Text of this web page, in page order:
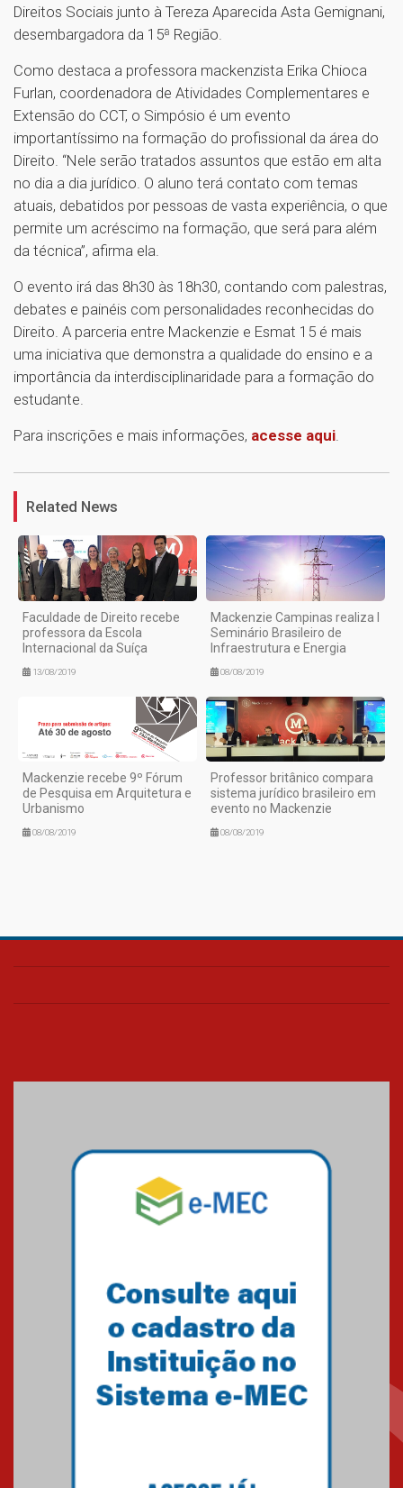
Direitos Sociais junto à Tereza Aparecida Asta Gemignani,
desembargadora da 15ª Região.
Como destaca a professora mackenzista Erika Chioca
Furlan, coordenadora de Atividades Complementares e
Extensão do CCT, o Simpósio é um evento
importantíssimo na formação do profissional da área do
Direito. “Nele serão tratados assuntos que estão em alta
no dia a dia jurídico. O aluno terá contato com temas
atuais, debatidos por pessoas de vasta experiência, o que
permite um acréscimo na formação, que será para além
da técnica”, afirma ela.
O evento irá das 8h30 às 18h30, contando com palestras,
debates e painéis com personalidades reconhecidas do
Direito. A parceria entre Mackenzie e Esmat 15 é mais
uma iniciativa que demonstra a qualidade do ensino e a
importância da interdisciplinaridade para a formação do
estudante.
Para inscrições e mais informações, acesse aqui.
1
Related News
Faculdade de Direito recebe
professora da Escola
Internacional da Suíça
13/08/2019
Mackenzie Campinas realiza I
Seminário Brasileiro de
Infraestrutura e Energia
08/08/2019
Mackenzie recebe 9º Fórum
de Pesquisa em Arquitetura e
Urbanismo
08/08/2019
Professor britânico compara
sistema jurídico brasileiro em
evento no Mackenzie
08/08/2019